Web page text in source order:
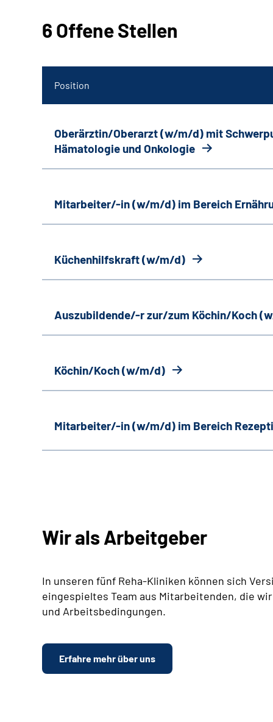
6 Offene Stellen
Position
Oberärztin/Oberarzt (w/m/d) mit
Hämatologie und Onkologie
Mitarbeiter/-in (w/m/d) im Bereich
Küchenhilfskraft (w/m/d)
Auszubildende/-r zur/zum Köchin/Koch
Köchin/Koch (w/m/d)
Mitarbeiter/-in (w/m/d) im Bereich
Wir als Arbeitgeber
In unseren fünf Reha-Kliniken können sich
eingespieltes Team aus Mitarbeitenden, die
und Arbeitsbedingungen.
Erfahre mehr über uns